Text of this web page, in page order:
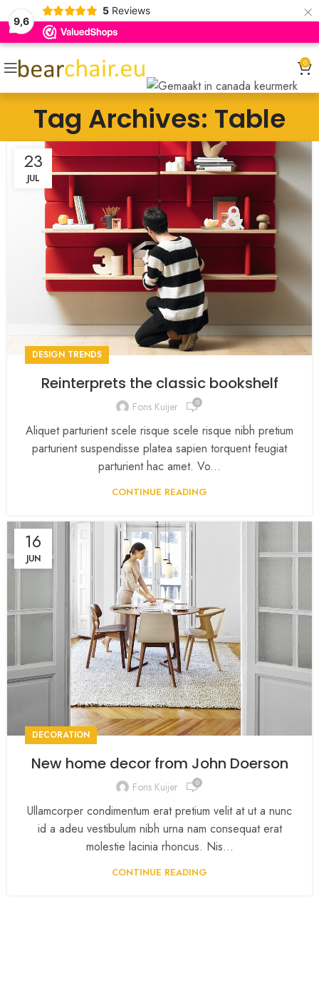
9,6
5 Reviews ×
0
Tag Archives: Table
23
JUL
DESIGN TRENDS
Reinterprets the classic bookshelf
Fons Kuijer 0
Aliquet parturient scele risque scele risque nibh pretium
parturient suspendisse platea sapien torquent feugiat
parturient hac amet. Vo...
CONTINUE READING
16
JUN
DECORATION
New home decor from John Doerson
Fons Kuijer 0
Ullamcorper condimentum erat pretium velit at ut a nunc
id a adeu vestibulum nibh urna nam consequat erat
molestie lacinia rhoncus. Nis...
CONTINUE READING